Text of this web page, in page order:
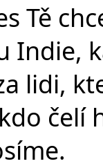
Tě
Indie,
lidi,
čelí